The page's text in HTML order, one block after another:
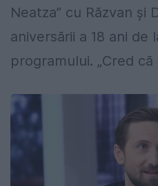
Neatza” cu Răzvan și
aniversării a 18 ani de
programului. „Cred